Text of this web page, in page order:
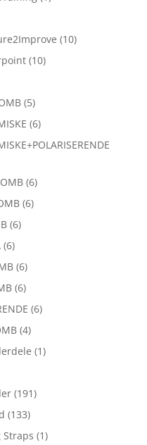
(10)
(10)
(5)
(6)
(6)
(6)
(6)
(6)
(6)
(6)
(6)
(4)
(1)
(191)
(133)
Straps (1)